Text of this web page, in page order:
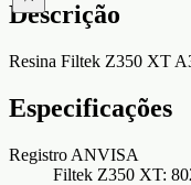
Descrição
Resina Filtek Z350 XT
Especificações
Registro ANVISA
Filtek Z350 XT: